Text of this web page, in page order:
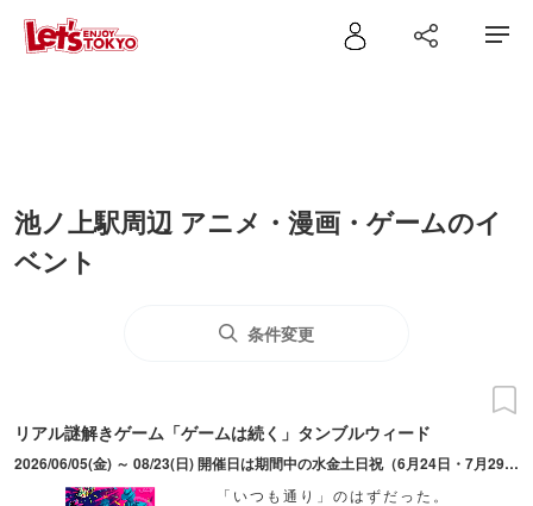
池ノ上駅周辺 アニメ・漫画・ゲームのイ
ベント
条件変更
リアル謎解きゲーム「ゲームは続く」タンブルウィード
2026/06/05(金) ～ 08/23(日) 開催日は期間中の水金土日祝（6月24日・7月29日・8月12日は実施なし）、7月30日、8月10日・8月13日。開演時刻は平日19:30、土日祝10:00/13:00/16:00/19:00。開場は開演の15分前。入場締切は2分前。
「いつも通り」のはずだった。